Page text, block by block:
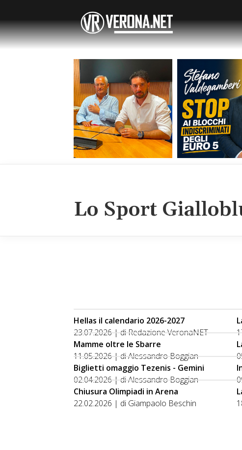
Lo Sport
Hellas il calendario 2026-2027
23.07.2026 | di Redazione VeronaNET
Mamme oltre le Sbarre
11.05.2026 | di Alessandro Boggian
Biglietti omaggio Tezenis - Gemini
02.04.2026 | di Alessandro Boggian
Chiusura Olimpiadi in Arena
22.02.2026 | di Giampaolo Beschin